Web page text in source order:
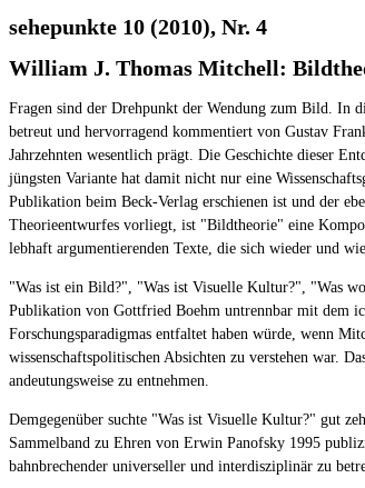
sehepunkte 10 (2010), Nr. 4
William J. Thomas Mitchell:
Fragen sind der Drehpunkt der Wendung zum Bild. In
betreut und hervorragend kommentiert von Gustav
Jahrzehnten wesentlich prägt. Die Geschichte dieser
jüngsten Variante hat damit nicht nur eine
Publikation beim Beck-Verlag erschienen ist und der
Theorieentwurfes vorliegt, ist "Bildtheorie" eine
lebhaft argumentierenden Texte, die sich wieder und
"Was ist ein Bild?", "Was ist Visuelle Kultur?", "Was
Publikation von Gottfried Boehm untrennbar mit dem
Forschungsparadigmas entfaltet haben würde, wenn
wissenschaftspolitischen Absichten zu verstehen war.
andeutungsweise zu entnehmen.
Demgegenüber suchte "Was ist Visuelle Kultur?" gut
Sammelband zu Ehren von Erwin Panofsky 1995
bahnbrechender universeller und interdisziplinär zu